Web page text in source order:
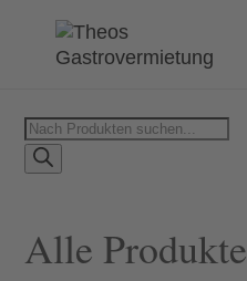
Products
search
Alle Produkte